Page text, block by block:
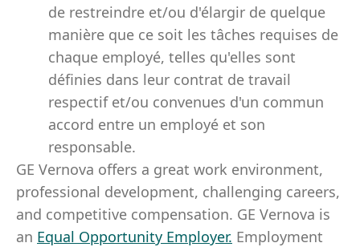
de restreindre et/ou d'élargir de quelque
manière que ce soit les tâches requises de
chaque employé, telles qu'elles sont
définies dans leur contrat de travail
respectif et/ou convenues d'un commun
accord entre un employé et son
responsable.
GE Vernova offers a great work environment,
professional development, challenging careers,
and competitive compensation. GE Vernova is
an Equal Opportunity Employer. Employment